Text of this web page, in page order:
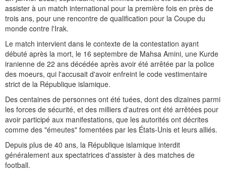
assister à un match international pour la première fois en près de
trois ans, pour une rencontre de qualification pour la Coupe du
monde contre l'Irak.
Le match intervient dans le contexte de la contestation ayant
débuté après la mort, le 16 septembre de Mahsa Amini, une Kurde
iranienne de 22 ans décédée après avoir été arrêtée par la police
des moeurs, qui l'accusait d'avoir enfreint le code vestimentaire
strict de la République islamique.
Des centaines de personnes ont été tuées, dont des dizaines parmi
les forces de sécurité, et des milliers d'autres ont été arrêtées pour
avoir participé aux manifestations, que les autorités ont décrites
comme des "émeutes" fomentées par les États-Unis et leurs alliés.
Depuis plus de 40 ans, la République islamique interdit
généralement aux spectatrices d'assister à des matches de
football.